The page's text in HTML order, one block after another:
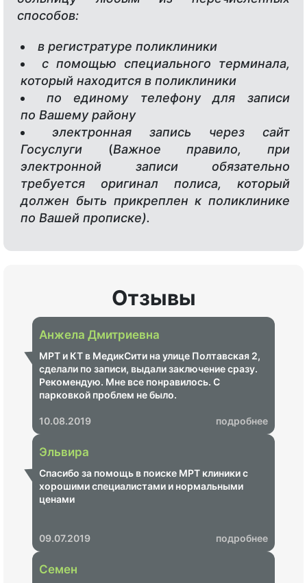
способов:
в регистратуре поликлиники
с помощью специального терминала,
который находится в поликлиники
по единому телефону для записи
по Вашему району
электронная запись через сайт
Госуслуги (Важное правило, при
электронной записи обязательно
требуется оригинал полиса, который
должен быть прикреплен к поликлинике
по Вашей прописке).
Отзывы
Анжела Дмитриевна
МРТ и КТ в МедикСити на улице Полтавская 2,
сделали по записи, выдали заключение сразу.
Рекомендую. Мне все понравилось. С
парковкой проблем не было.
10.08.2019 подробнее
Эльвира
Спасибо за помощь в поиске МРТ клиники с
хорошими специалистами и нормальными
ценами
09.07.2019 подробнее
Семен